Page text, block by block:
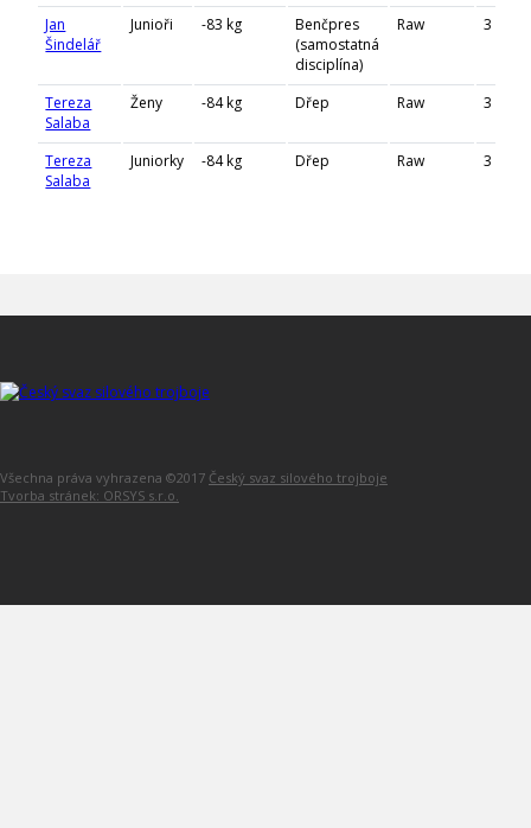
Jan
Šindelář
Junioři -83 kg
Benčpres
(samostatná
disciplína)
Raw 3
Tereza
Salaba
Ženy -84 kg Dřep Raw 3
Tereza
Salaba
Juniorky -84 kg Dřep Raw 3
Všechna práva vyhrazena ©2017 Český svaz silového trojboje
Tvorba stránek: ORSYS s.r.o.